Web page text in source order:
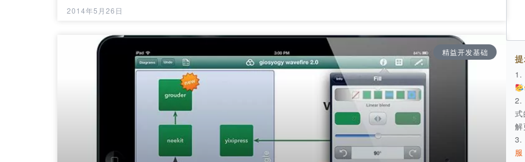
2014年5月26日
精益开发基础
提
1.
2.
式
解
3.
服